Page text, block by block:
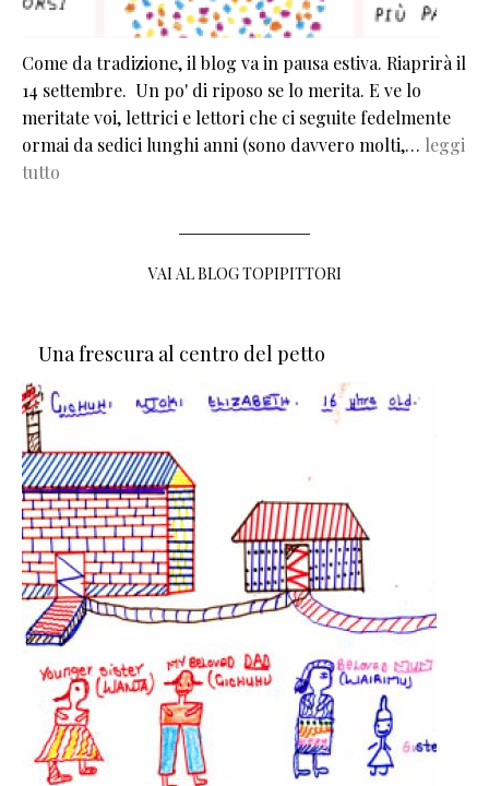
Come da tradizione, il blog va in pausa estiva. Riaprirà il
14 settembre. Un po' di riposo se lo merita. E ve lo
meritate voi, lettrici e lettori che ci seguite fedelmente
ormai da sedici lunghi anni (sono davvero molti,… leggi
tutto
VAI AL BLOG TOPIPITTORI
Una frescura al centro del petto